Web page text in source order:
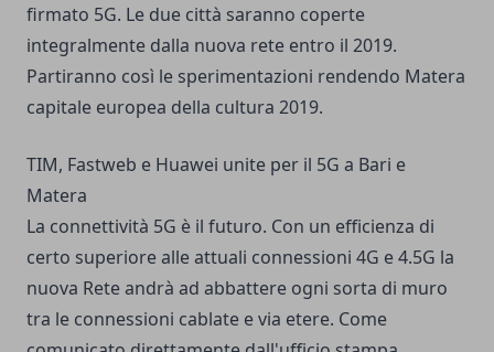
firmato 5G. Le due città saranno coperte
integralmente dalla nuova rete entro il 2019.
Partiranno così le sperimentazioni rendendo Matera
capitale europea della cultura 2019.
TIM, Fastweb e Huawei unite per il 5G a Bari e
Matera
La connettività 5G è il futuro. Con un efficienza di
certo superiore alle attuali connessioni 4G e 4.5G la
nuova Rete andrà ad abbattere ogni sorta di muro
tra le connessioni cablate e via etere. Come